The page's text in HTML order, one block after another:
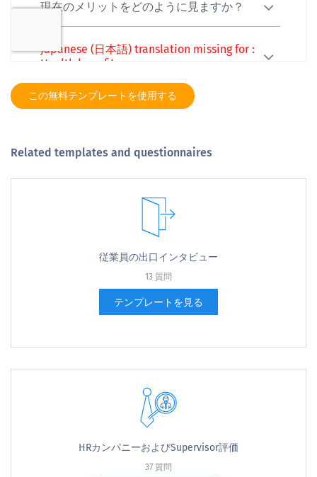
この無料テンプレートを使用する
Related templates and questionnaires
従業員の出口インタビュー
13 質問
テンプレートを見る
HRカンパニーおよびSupervisor評価
37 質問